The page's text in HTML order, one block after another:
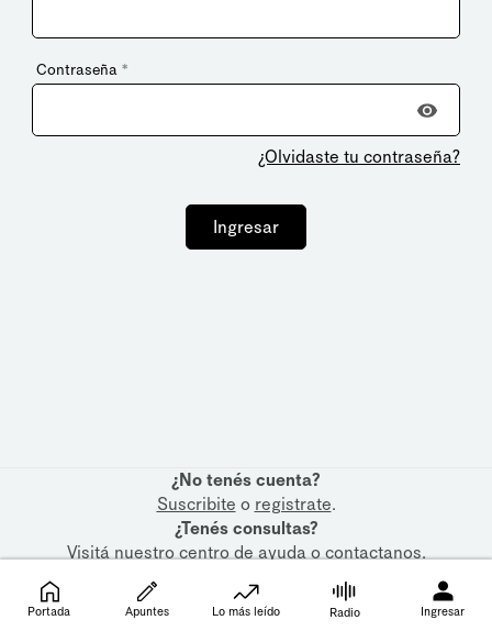
Contraseña *
¿Olvidaste tu contraseña?
Ingresar
¿No tenés cuenta?
Suscribite o registrate.
¿Tenés consultas?
Visitá nuestrocentro de ayudaocontactanos.
Portada Apuntes Lo más leído Radio Ingresar